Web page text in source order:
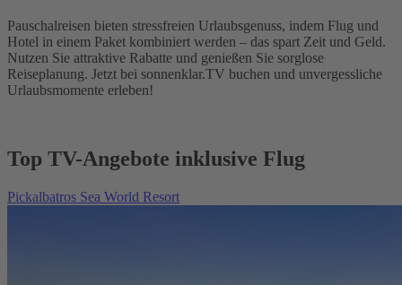
Pauschalreisen bieten stressfreien Urlaubsgenuss, indem Flug und
Hotel in einem Paket kombiniert werden – das spart Zeit und Geld.
Nutzen Sie attraktive Rabatte und genießen Sie sorglose
Reiseplanung. Jetzt bei sonnenklar.TV buchen und unvergessliche
Urlaubsmomente erleben!
Top TV-Angebote inklusive Flug
Pickalbatros Sea World Resort